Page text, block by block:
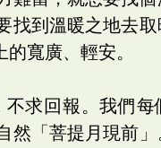
找到溫暖之地去
寬廣、輕安。
求回報。我們每
然「菩提月現前